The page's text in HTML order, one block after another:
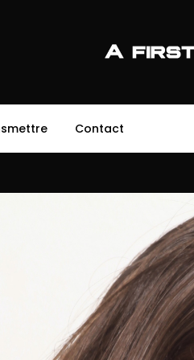
Contact